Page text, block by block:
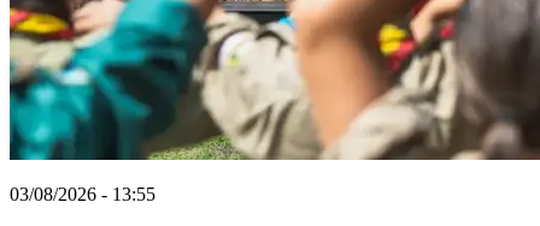
03/08/2026 - 13:55